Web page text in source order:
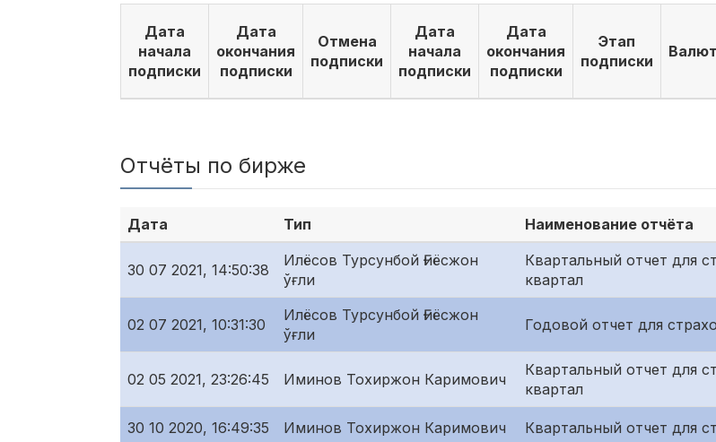
Дата
начала
подписки
Дата
окончания
подписки
Отмена
подписки
Дата
начала
подписки
Дата
окончания
подписки
Этап
подписки
Отчёты по бирже
Дата Тип Наименование отчёта
30 07 2021, 14:50:38
Илёсов Турсунбой Ғиёсжон
ўғли
Квартальный отчет для
квартал
02 07 2021, 10:31:30
Илёсов Турсунбой Ғиёсжон
ўғли
Годовой отчет для
02 05 2021, 23:26:45 Иминов Тохиржон Каримович
Квартальный отчет для
квартал
30 10 2020, 16:49:35 Иминов Тохиржон Каримович Квартальный отчет для